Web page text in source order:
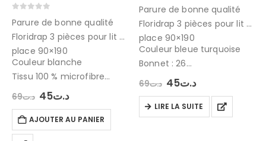
Parure de bonne qualité
Floridrap 3 pièces pour lit 1
place 90×190
Couleur blanche
Tissu 100 % microfibre
contenant : drap plat ,
d’oreiller 70×50 cm
د.ت69 Le
prix
initial
était :
د.ت69.
د.ت45 Le
actuel
est :
د.ت45.
AJOUTER AU PANIER
Parure de bonne qualité
Floridrap 3 pièces pour lit 1
place 90×190
Couleur bleue turquoise
Bonnet : 26
Tissu 100 % microfibre
drap housse et…
د.ت69 Le
prix
initial
était :
د.ت69.
د.ت45 Le
actuel
est :
د.ت45.
LIRE LA SUITE